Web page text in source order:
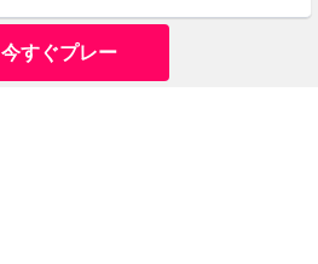
今すぐプレー